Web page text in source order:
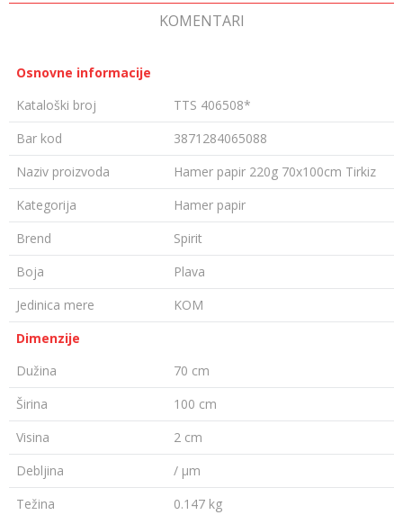
KOMENTARI
Osnovne informacije
Kataloški broj
TTS 406508*
Bar kod
3871284065088
Naziv proizvoda
Hamer papir 220g 70x100cm Tirkiz
Kategorija
Hamer papir
Brend
Spirit
Boja
Plava
Jedinica mere
KOM
Dimenzije
Dužina
70 cm
Širina
100 cm
Visina
2 cm
Debljina
/ µm
Težina
0.147 kg